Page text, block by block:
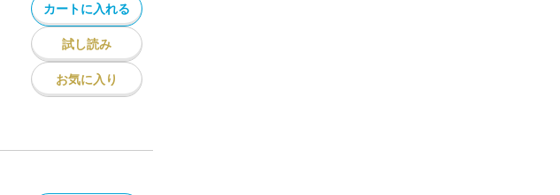
カートに入れる
試し読み
お気に入り